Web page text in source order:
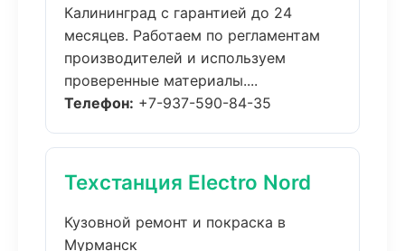
Калининград с гарантией до 24
месяцев. Работаем по регламентам
производителей и используем
проверенные материалы....
Телефон: +7-937-590-84-35
Техстанция Electro Nord
Кузовной ремонт и покраска в
Мурманск